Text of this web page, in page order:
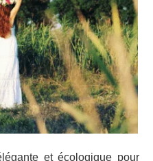
et écologique pour